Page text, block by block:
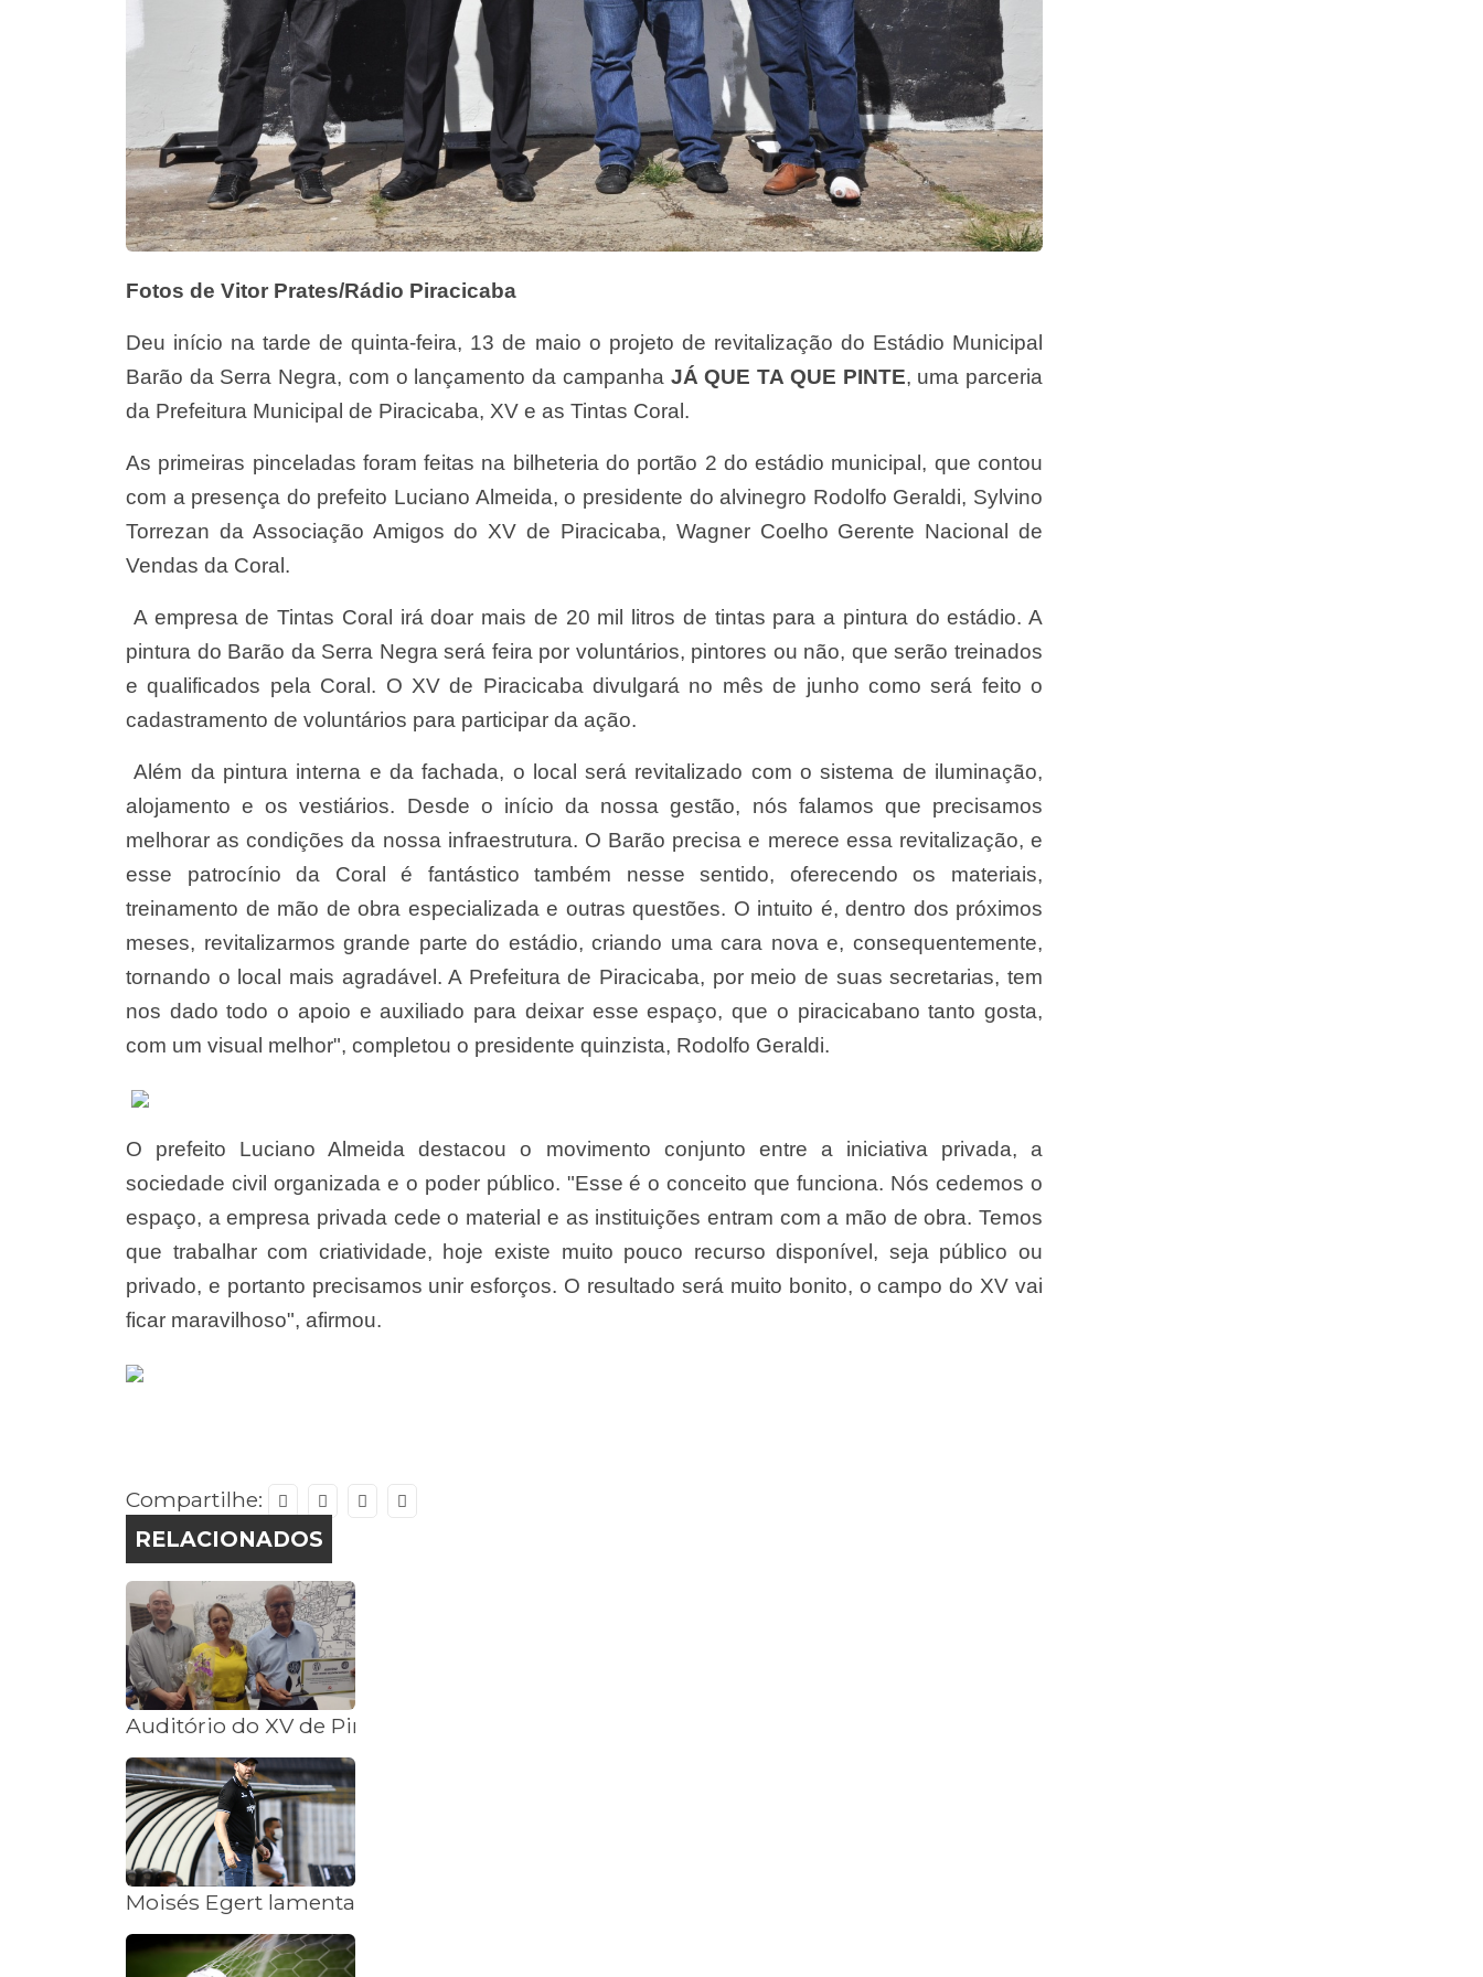
Fotos de Vitor Prates/Rádio Piracicaba
Deu início na tarde de quinta-feira, 13 de maio o projeto de revitalização do Estádio Municipal
Barão da Serra Negra, com o lançamento da campanha JÁ QUE TA QUE PINTE, uma parceria
da Prefeitura Municipal de Piracicaba, XV e as Tintas Coral.
As primeiras pinceladas foram feitas na bilheteria do portão 2 do estádio municipal, que contou
com a presença do prefeito Luciano Almeida, o presidente do alvinegro Rodolfo Geraldi, Sylvino
Torrezan da Associação Amigos do XV de Piracicaba, Wagner Coelho Gerente Nacional de
Vendas da Coral.
A empresa de Tintas Coral irá doar mais de 20 mil litros de tintas para a pintura do estádio. A
pintura do Barão da Serra Negra será feira por voluntários, pintores ou não, que serão treinados
e qualificados pela Coral. O XV de Piracicaba divulgará no mês de junho como será feito o
cadastramento de voluntários para participar da ação.
Além da pintura interna e da fachada, o local será revitalizado com o sistema de iluminação,
alojamento e os vestiários. Desde o início da nossa gestão, nós falamos que precisamos
melhorar as condições da nossa infraestrutura. O Barão precisa e merece essa revitalização, e
esse patrocínio da Coral é fantástico também nesse sentido, oferecendo os materiais,
treinamento de mão de obra especializada e outras questões. O intuito é, dentro dos próximos
meses, revitalizarmos grande parte do estádio, criando uma cara nova e, consequentemente,
tornando o local mais agradável. A Prefeitura de Piracicaba, por meio de suas secretarias, tem
nos dado todo o apoio e auxiliado para deixar esse espaço, que o piracicabano tanto gosta,
com um visual melhor", completou o presidente quinzista, Rodolfo Geraldi.
O prefeito Luciano Almeida destacou o movimento conjunto entre a iniciativa privada, a
sociedade civil organizada e o poder público. "Esse é o conceito que funciona. Nós cedemos o
espaço, a empresa privada cede o material e as instituições entram com a mão de obra. Temos
que trabalhar com criatividade, hoje existe muito pouco recurso disponível, seja público ou
privado, e portanto precisamos unir esforços. O resultado será muito bonito, o campo do XV vai
ficar maravilhoso", afirmou.
Compartilhe:
RELACIONADOS
Auditório do XV de Piracicaba recebe o nome do Fundador do Pecege
Moisés Egert lamenta eliminação na Copa Paulista e foca no Paulistão A2: “Colocar o XV em seu devido lugar”; cinco atletas